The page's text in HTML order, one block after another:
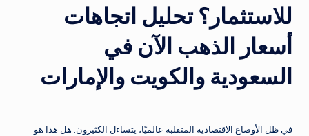
للاستثمار؟ تحليل اتجاهات
أسعار الذهب الآن في
السعودية والكويت والإمارات
في ظل الأوضاع الاقتصادية المتقلبة عالميًا، يتساءل الكثيرون: هل هذا هو